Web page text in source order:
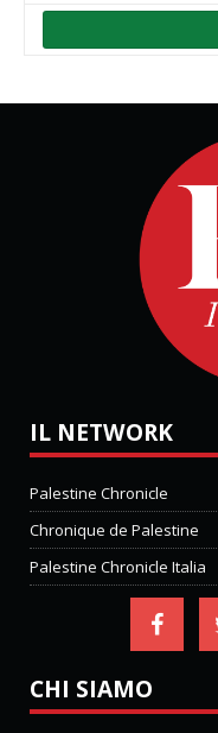
IL NETWORK
Palestine Chronicle
Chronique de Palestine
Palestine Chronicle Italia
CHI SIAMO